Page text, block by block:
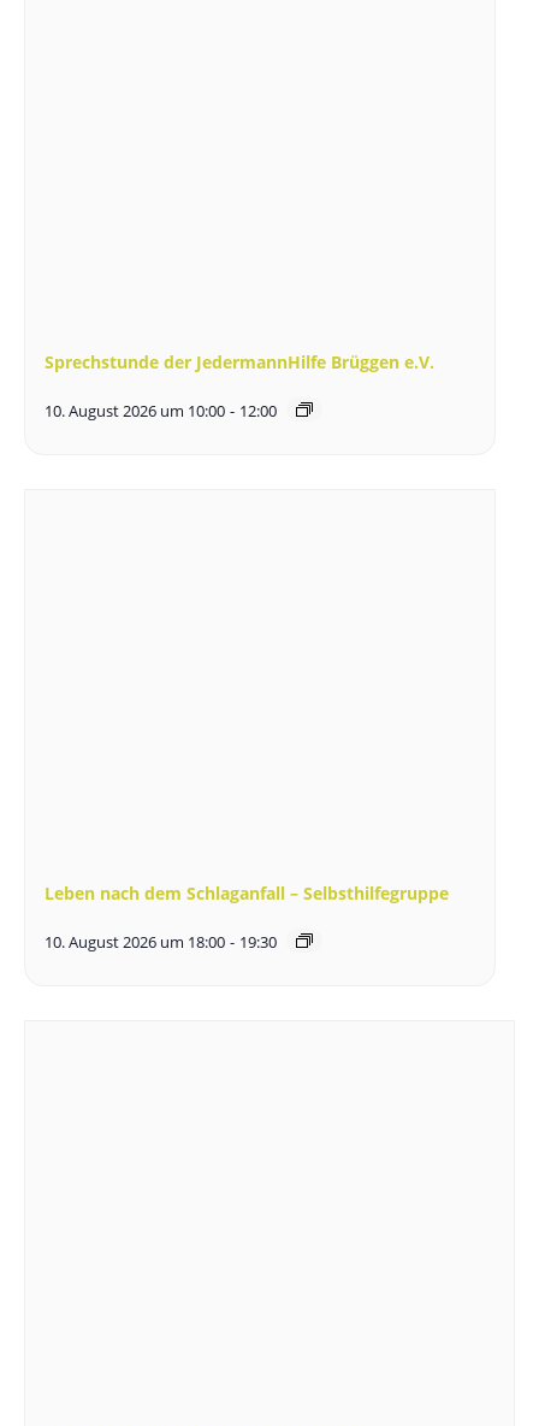
Sprechstunde der JedermannHilfe Brüggen e.V.
10. August 2026 um 10:00 - 12:00
Leben nach dem Schlaganfall – Selbsthilfegruppe
10. August 2026 um 18:00 - 19:30